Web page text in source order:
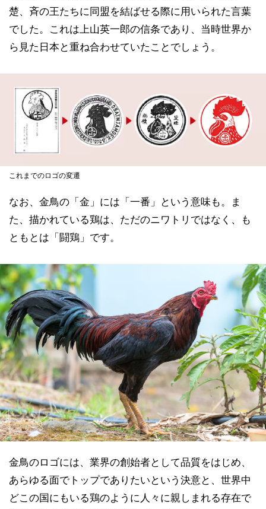
楚、斉の王たちに同盟を結ばせる際に用いられた言葉
でした。これは上山英一郎の信条であり、当時世界か
ら見た日本と重ね合わせていたことでしょう。
これまでのロゴの変遷
なお、金鳥の「金」には「一番」という意味も。ま
た、描かれている鶏は、ただのニワトリではなく、も
ともとは「闘鶏」です。
金鳥のロゴには、業界の創始者として品質をはじめ、
あらゆる面でトップでありたいという決意と、世界中
どこの国にもいる鶏のように人々に親しまれる存在で